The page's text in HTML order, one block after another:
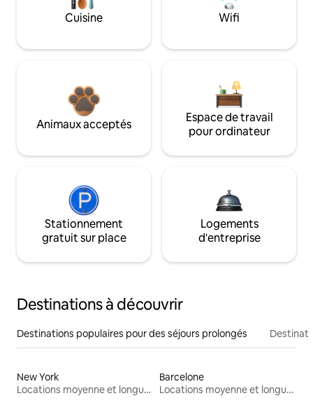
Cuisine Wifi
Animaux acceptés
Espace de travail
pour ordinateur
Stationnement
gratuit sur place
Logements
d'entreprise
Destinations à découvrir
Destinations populaires pour des séjours prolongés
New York
Locations moyenne et longue durée
Barcelone
Locations moyenne et longue durée